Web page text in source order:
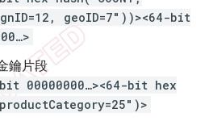
geoID=7"))><64-bit
鑰片段
00000000…><64-bit hex